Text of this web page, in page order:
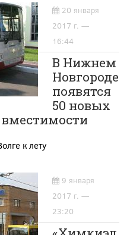
20 января
2017 г. —
16:44
В Нижнем
Новгороде
появятся
50 новых
к лету
9 января
2017 г. —
23:20